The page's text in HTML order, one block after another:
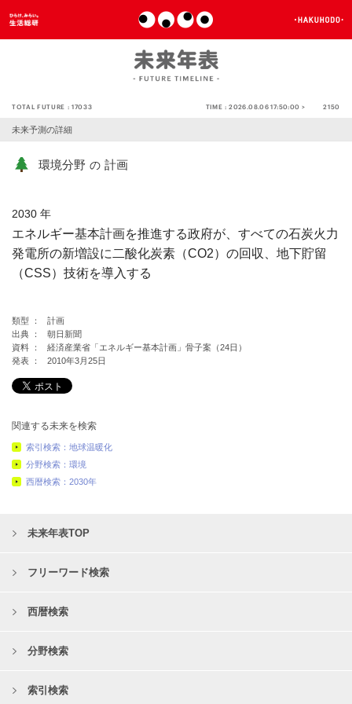
TOTAL FUTURE :17033 TIME :2026.08.06 17:50:00 > 2150
未来予測の詳細
環境分野 の 計画
2030 年
エネルギー基本計画を推進する政府が、すべての石炭火力
発電所の新増設に二酸化炭素（CO2）の回収、地下貯留
（CSS）技術を導入する
類型 ：
計画
出典 ：
朝日新聞
資料 ：
経済産業省「エネルギー基本計画」骨子案（24日）
発表 ：
2010年3月25日
関連する未来を検索
索引検索：地球温暖化
分野検索：環境
西暦検索：2030年
未来年表TOP
フリーワード検索
西暦検索
分野検索
索引検索